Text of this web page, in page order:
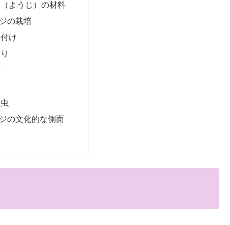
ようじ）の材料
の栽培
け
の文化的な側面